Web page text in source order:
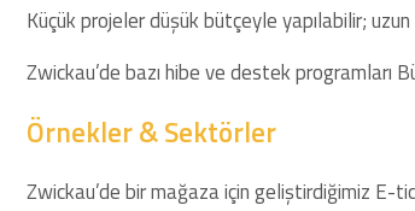
Küçük projeler düşük bütçeyle yapılabilir;
Zwickau’de bazı hibe ve destek programları
Örnekler & Sektörler
Zwickau’de bir mağaza için geliştirdiğimiz E-